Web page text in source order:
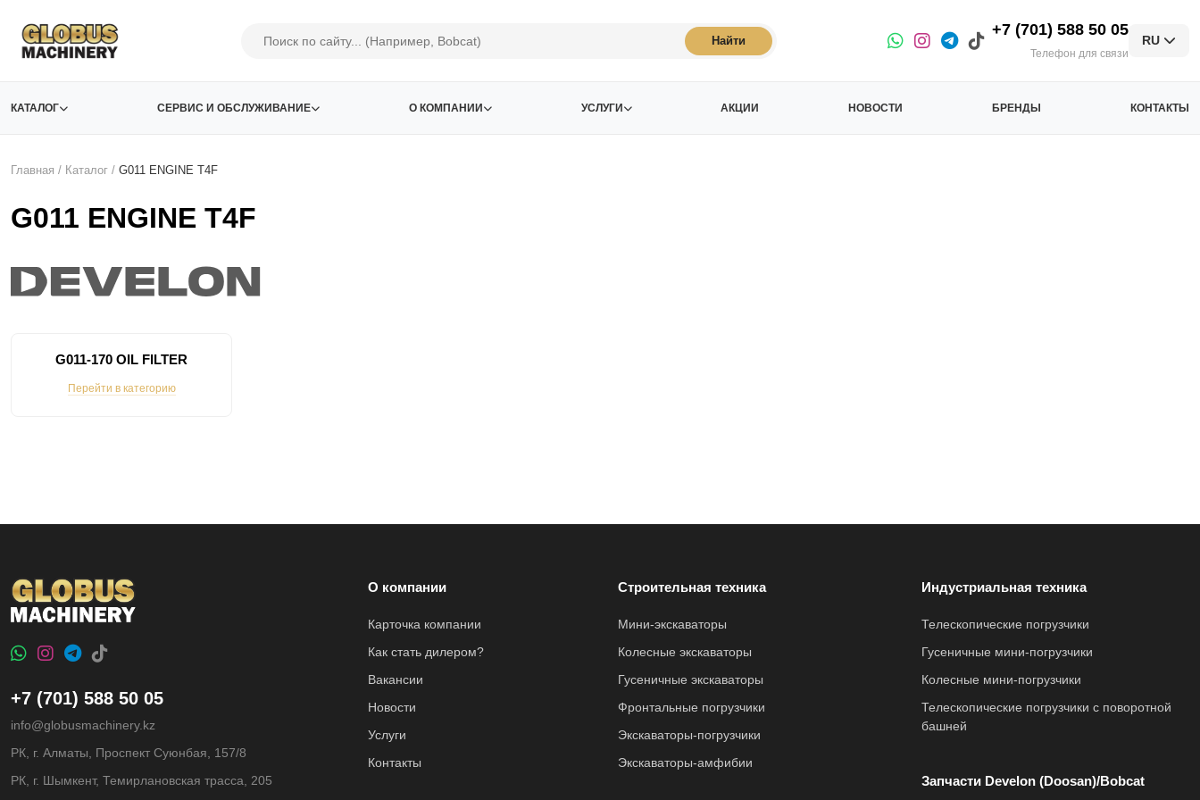
Найти
+7 (701) 588 50 05
Телефон для связи
RU
КАТАЛОГ СЕРВИС И ОБСЛУЖИВАНИЕ О КОМПАНИИ УСЛУГИ АКЦИИ НОВОСТИ БРЕНДЫ КОНТАКТЫ
Главная / Каталог / G011 ENGINE T4F
G011 ENGINE T4F
G011-170 OIL FILTER
Перейти в категорию
+7 (701) 588 50 05
info@globusmachinery.kz
РК, г. Алматы, Проспект Суюнбая, 157/8
РК, г. Шымкент, Темирлановская трасса, 205
О компании
Карточка компании
Как стать дилером?
Вакансии
Новости
Услуги
Контакты
Строительная техника
Мини-экскаваторы
Колесные экскаваторы
Гусеничные экскаваторы
Фронтальные погрузчики
Экскаваторы-погрузчики
Экскаваторы-амфибии
Индустриальная техника
Телескопические погрузчики
Гусеничные мини-погрузчики
Колесные мини-погрузчики
Телескопические погрузчики с поворотной
башней
Запчасти Develon (Doosan)/Bobcat